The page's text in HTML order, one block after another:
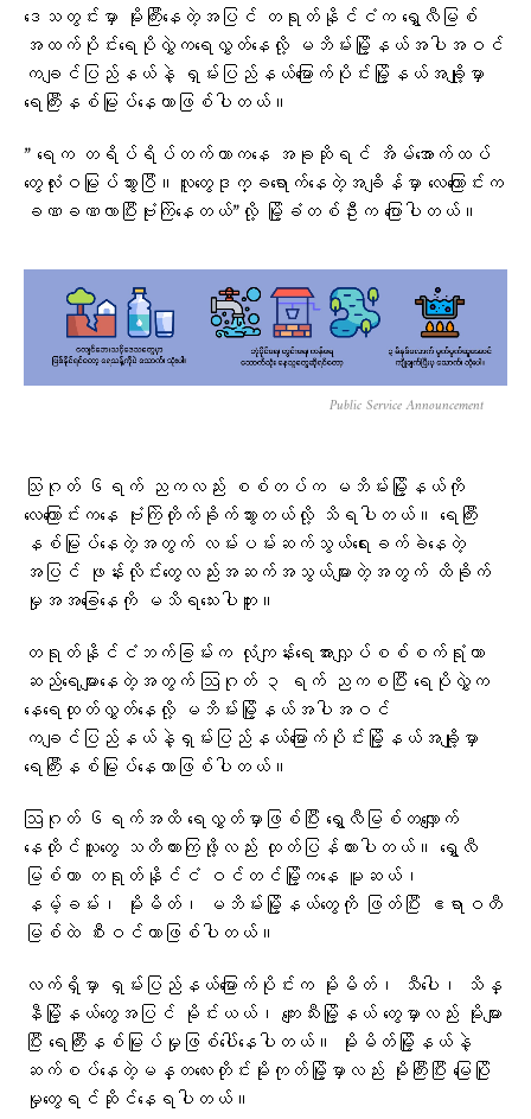
ဒေသတွင်းမှာ မိုးကြီးနေတဲ့အပြင် တရုတ်နိုင်ငံက ရွှေလီမြစ်
အထက်ပိုင်းရေပိုလွှဲက​ရေလွှတ်နေလို့ မဘိမ်းမြို့နယ်အပါအဝင်
ကချင်ပြည်နယ်နဲ့ ရှမ်းပြည်နယ်မြောက်ပိုင်းမြို့နယ်အချို့မှာ
ရေကြီးနစ်မြုပ်နေတာဖြစ်ပါတယ်။
” ရေက တရိပ်ရိပ်တက်တာကနေ အခုဆိုရင် အိမ်အောက်ထပ်
တွေလုံးဝမြုပ်သွားပြီ။လူတွေဒုက္ခရောက်နေတဲ့အချိန်မှာ လေကြောင်းက
ခဏခဏလာပြီးဗုံးကြဲနေတယ်”လို့ မြို့ခံတစ်ဦးက ပြောပါတယ်။
Public Service Announcement
သြဂုတ် ၆ရက် ညကလည်း စစ်တပ်က မဘိမ်းမြို့နယ်ကို
လေကြောင်းကနေ ဗုံးကြဲတိုက်ခိုက်သွားတယ်လို့ သိရပါတယ်။ ရေကြီး
နစ်မြုပ်နေတဲ့အတွက် လမ်းပမ်းဆက်သွယ်ရေးခက်ခဲနေတဲ့
အပြင် ဖုန်းလိုင်းတွေလည်းအဆက်အသွယ်များတဲ့အတွက် ထိခိုက်
မှုအအခြေနေကို မသိရသေးပါဘူး။
တရုတ်နိုင်ငံဘက်ခြမ်းက လုံကျန်းရေအားလျှပ်စစ်စက်ရုံဟာ
ဆည်ရေများနေတဲ့အတွက် ဩဂုတ် ၃ ရက် ညကစပြီး ရေပိုလွှဲက‌
နေရေထုတ်လွှတ်နေလို့ မဘိမ်းမြို့နယ်အပါအဝင်
ကချင်ပြည်နယ်နဲ့ရှမ်းပြည်နယ်မြောက်ပိုင်းမြို့နယ်အချို့မှာ
ရေကြီးနစ်မြုပ်နေတာဖြစ်ပါတယ်။
ဩဂုတ် ၆ရက်အထိ ရေလွှတ်မှာဖြစ်ပြီး ရွှေလီမြစ်တလျှောက်
နေထိုင်သူတွေ သတိထားကြဖို့လည်း ထုတ်ပြန်ထားပါတယ်။ ရွှေလီ
မြစ်ဟာ တရုတ်နိုင်ငံ ဝင်တင်မြို့ကနေ မူဆယ်၊
နမ့်ခမ်း၊ မိုးမိတ်၊ မဘိမ်းမြို့နယ်တွေကို ဖြတ်ပြီး ဧရာဝတီ
မြစ်ထဲ စီးဝင်တာဖြစ်ပါတယ်။
လက်ရှိမှာ ရှမ်းပြည်နယ်မြောက်ပိုင်းက မိုးမိတ်၊ သီပေါ၊ သိန္
နီမြို့နယ်တွေအပြင် မိုင်းယယ်၊ ကျေးသီးမြို့နယ်‌ တွေမှာလည်း မိုးများ
ပြီး ရေကြီးနစ်မြုပ်မှုဖြစ်ပေါ်နေပါတယ်။ မိုးမိတ်မြို့နယ်နဲ့
ဆက်စပ်နေတဲ့မန္တလေးတိုင်းမိုးကုတ်မြို့မှာလည်း မိုးကြီးပြီး မြေပြို
မှုတွေရင်ဆိုင်နေရပါတယ်။